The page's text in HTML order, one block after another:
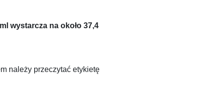
wystarcza na około 37,4
należy przeczytać etykietę